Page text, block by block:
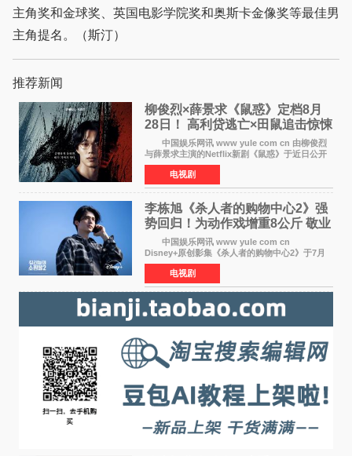
主角奖和金球奖、英国电影学院奖和奥斯卡金像奖等最佳男
主角提名。（斯汀）
推荐新闻
柳俊烈×薛景求《鼠惑》定档8月
28日！ 高利贷逃亡×田鼠追击惊悚
来袭
中国娱乐网讯 www yule com cn 由柳俊烈
与薛景求主演的Netflix新剧《鼠惑》于近日公开
主海报，正式定档8月28日上线。 海报中，柳
俊烈与薛景求背对背站立，各自朝向相反方向，
幽暗的色调与
电视剧
李栋旭《杀人者的购物中心2》强
势回归！为动作戏增重8公斤 敬业
获赞
中国娱乐网讯 www yule com cn
Disney+原创影集《杀人者的购物中心2》于7月
22日正式上线，由男神李栋旭主演的郑进湾以2 0
完全体强势回归。该剧第一季曾被《纽约时报》
评选为全球最佳影集之一
电视剧